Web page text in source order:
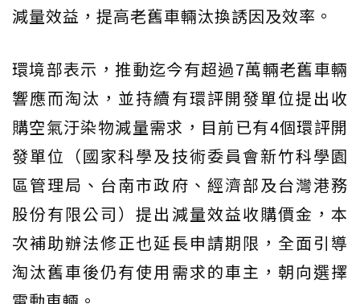
減量效益，提高老舊車輛汰換誘因及效率。
環境部表示，推動迄今有超過7萬輛老舊車輛
響應而淘汰，並持續有環評開發單位提出收
購空氣汙染物減量需求，目前已有4個環評開
發單位（國家科學及技術委員會新竹科學園
區管理局、台南市政府、經濟部及台灣港務
股份有限公司）提出減量效益收購價金，本
次補助辦法修正也延長申請期限，全面引導
淘汰舊車後仍有使用需求的車主，朝向選擇